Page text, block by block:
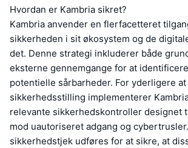
Hvordan er Kambria sikret?
Kambria anvender en flerfacetteret
sikkerheden i sit økosystem og de
det. Denne strategi inkluderer både
eksterne gennemgange for at
potentielle sårbarheder. For yderligere
sikkerhedsstilling implementerer
relevante sikkerhedskontroller designet
mod uautoriseret adgang og
sikkerhedstjek udføres for at sikre, at